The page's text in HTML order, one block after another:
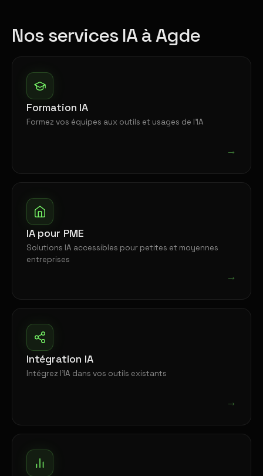
Nos services IA à Agde
Formation IA
Formez vos équipes aux outils et usages de l'IA
→
IA pour PME
Solutions IA accessibles pour petites et moyennes
entreprises
→
Intégration IA
Intégrez l'IA dans vos outils existants
→